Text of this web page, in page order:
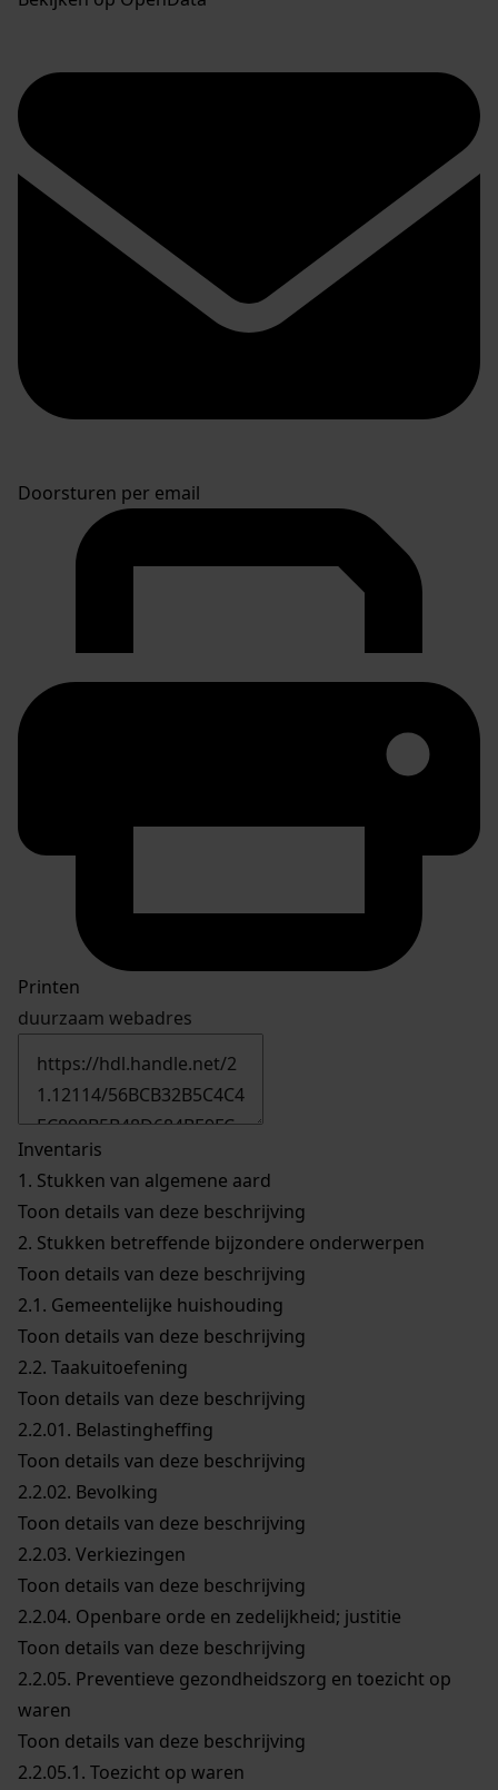
Doorsturen per email
Printen
duurzaam webadres
Inventaris
1. Stukken van algemene aard
Toon details van deze beschrijving
2. Stukken betreffende bijzondere onderwerpen
Toon details van deze beschrijving
2.1. Gemeentelijke huishouding
Toon details van deze beschrijving
2.2. Taakuitoefening
Toon details van deze beschrijving
2.2.01. Belastingheffing
Toon details van deze beschrijving
2.2.02. Bevolking
Toon details van deze beschrijving
2.2.03. Verkiezingen
Toon details van deze beschrijving
2.2.04. Openbare orde en zedelijkheid; justitie
Toon details van deze beschrijving
2.2.05. Preventieve gezondheidszorg en toezicht op
waren
Toon details van deze beschrijving
2.2.05.1. Toezicht op waren